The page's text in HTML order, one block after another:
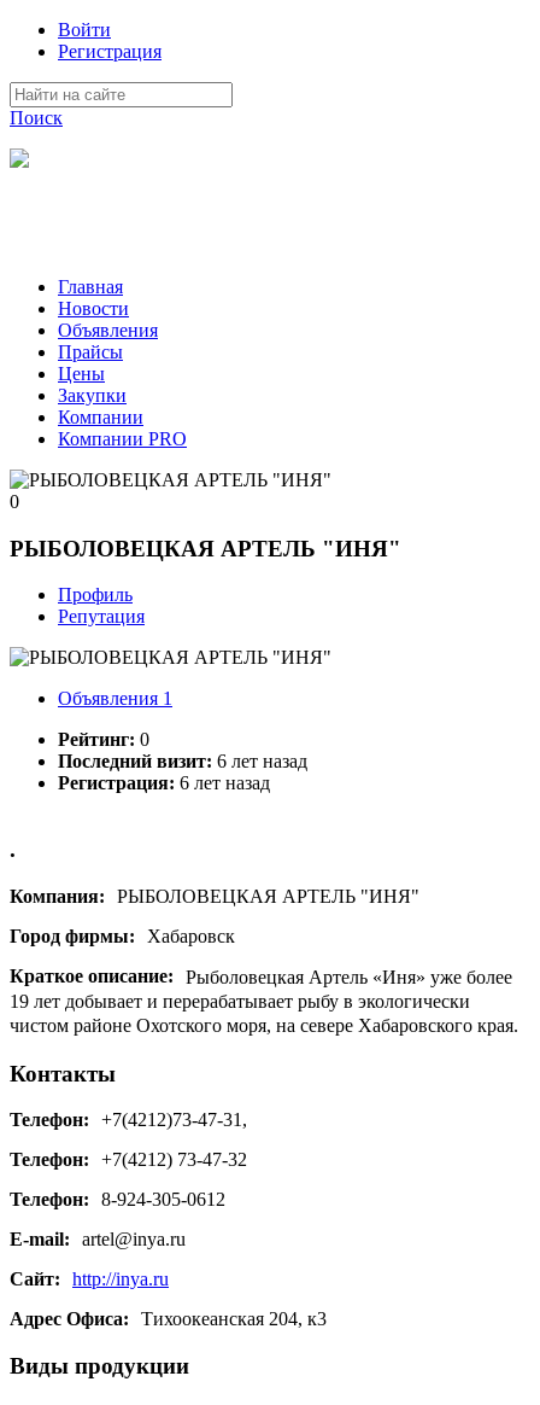
Войти
Регистрация
Поиск
Главная
Новости
Объявления
Прайсы
Цены
Закупки
Компании
Компании PRO
0
РЫБОЛОВЕЦКАЯ АРТЕЛЬ "ИНЯ"
Профиль
Репутация
Объявления 1
Рейтинг: 0
Последний визит: 6 лет назад
Регистрация: 6 лет назад
.
Компания:
РЫБОЛОВЕЦКАЯ АРТЕЛЬ "ИНЯ"
Город фирмы:
Хабаровск
Краткое описание:
Рыболовецкая Артель «Иня» уже более
19 лет добывает и перерабатывает рыбу в экологически
чистом районе Охотского моря, на севере Хабаровского края.
Контакты
Телефон:
+7(4212)73-47-31,
Телефон:
+7(4212) 73-47-32
Телефон:
8-924-305-0612
E-mail:
artel@inya.ru
Сайт:
http://inya.ru
Адрес Офиса:
Тихоокеанская 204, к3
Виды продукции